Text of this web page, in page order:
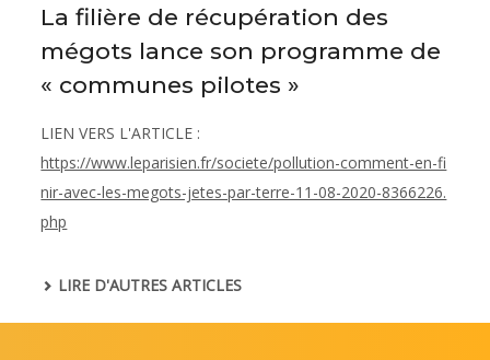
La filière de récupération des
mégots lance son programme de
« communes pilotes »
LIEN VERS L'ARTICLE :
https://www.leparisien.fr/societe/pollution-comment-en-fi
nir-avec-les-megots-jetes-par-terre-11-08-2020-8366226.
php
LIRE D'AUTRES ARTICLES